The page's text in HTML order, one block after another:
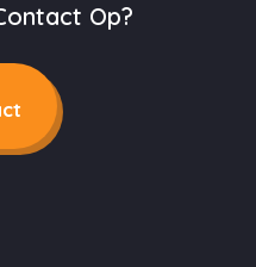
Op?